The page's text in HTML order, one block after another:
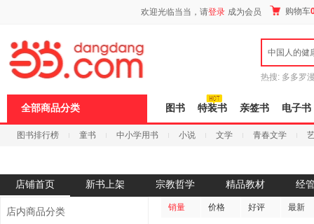
欢迎光临当当，请登录 成为会员 购物车
中国人的健
热搜: 多多罗
全部商品分类 图书 特装书 亲签书 电子书
图书排行榜 童书 中小学用书 小说 文学 青春文学
店铺首页 新书上架 宗教哲学 精品教材 经
店内商品分类 销量 价格 好评 最新
页
浪
键
打